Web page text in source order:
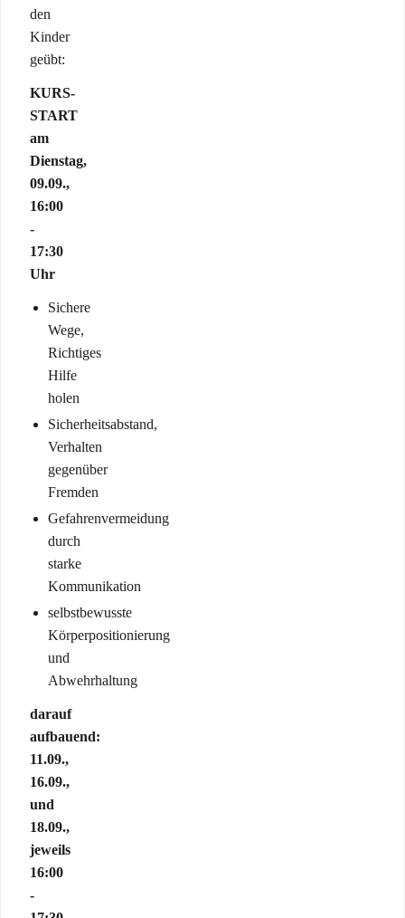
den
Kinder
geübt:
KURS-
START
am
Dienstag,
09.09.,
16:00
-
17:30
Uhr
Sichere
Wege,
Richtiges
Hilfe
holen
Sicherheitsabstand,
Verhalten
gegenüber
Fremden
Gefahrenvermeidung
durch
starke
Kommunikation
selbstbewusste
Körperpositionierung
und
Abwehrhaltung
darauf
aufbauend:
11.09.,
16.09.,
und
18.09.,
jeweils
16:00
-